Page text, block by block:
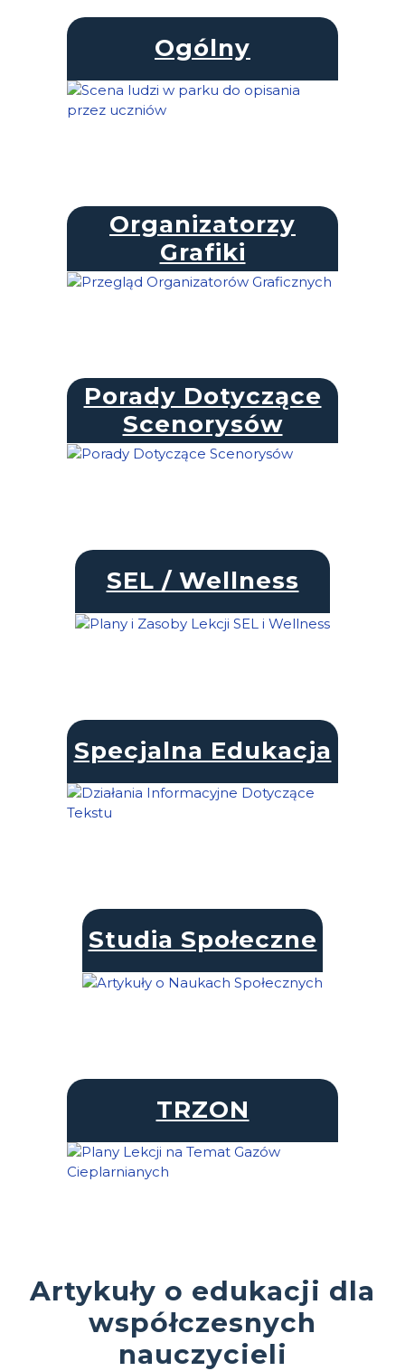
Ogólny
Organizatorzy
Grafiki
Porady Dotyczące
Scenorysów
SEL / Wellness
Specjalna Edukacja
Studia Społeczne
TRZON
Artykuły o edukacji dla
współczesnych
nauczycieli